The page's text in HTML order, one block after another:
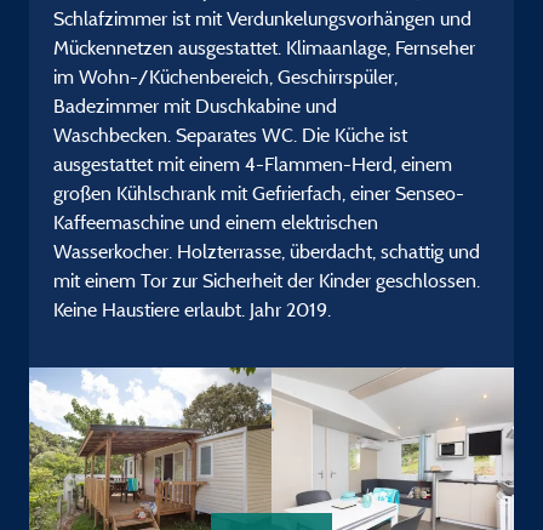
Schlafzimmer ist mit Verdunkelungsvorhängen und
Mückennetzen ausgestattet. Klimaanlage, Fernseher
im Wohn-/Küchenbereich, Geschirrspüler,
Badezimmer mit Duschkabine und
Waschbecken. Separates WC. Die Küche ist
ausgestattet mit einem 4-Flammen-Herd, einem
großen Kühlschrank mit Gefrierfach, einer Senseo-
Kaffeemaschine und einem elektrischen
Wasserkocher. Holzterrasse, überdacht, schattig und
mit einem Tor zur Sicherheit der Kinder geschlossen.
Keine Haustiere erlaubt. Jahr 2019.